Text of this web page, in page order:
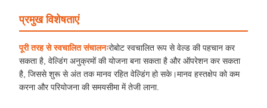
प्रमुख विशेषताएं
पूरी तरह से स्वचालित संचालनःरोबोट स्वचालित रूप से वेल्ड की पहचान कर
सकता है, वेल्डिंग अनुक्रमों की योजना बना सकता है और ऑपरेशन कर सकता
है, जिससे शुरू से अंत तक मानव रहित वेल्डिंग हो सके।मानव हस्तक्षेप को कम
करना और परियोजना की समयसीमा में तेजी लाना.